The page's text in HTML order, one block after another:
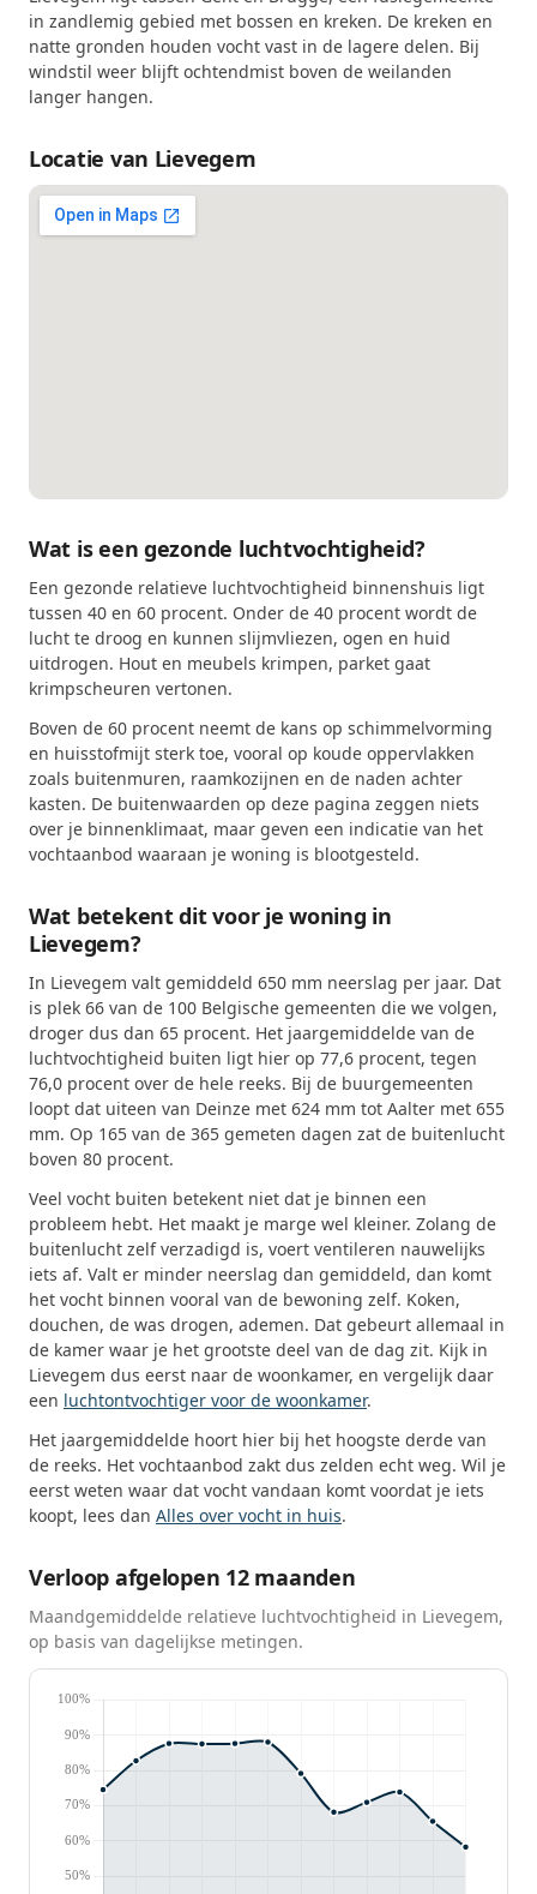
in zandlemig gebied met bossen en kreken. De kreken en
natte gronden houden vocht vast in de lagere delen. Bij
windstil weer blijft ochtendmist boven de weilanden
langer hangen.
Locatie van Lievegem
Wat is een gezonde luchtvochtigheid?
Een gezonde relatieve luchtvochtigheid binnenshuis ligt
tussen 40 en 60 procent. Onder de 40 procent wordt de
lucht te droog en kunnen slijmvliezen, ogen en huid
uitdrogen. Hout en meubels krimpen, parket gaat
krimpscheuren vertonen.
Boven de 60 procent neemt de kans op schimmelvorming
en huisstofmijt sterk toe, vooral op koude oppervlakken
zoals buitenmuren, raamkozijnen en de naden achter
kasten. De buitenwaarden op deze pagina zeggen niets
over je binnenklimaat, maar geven een indicatie van het
vochtaanbod waaraan je woning is blootgesteld.
Wat betekent dit voor je woning in
Lievegem?
In Lievegem valt gemiddeld 650 mm neerslag per jaar. Dat
is plek 66 van de 100 Belgische gemeenten die we volgen,
droger dus dan 65 procent. Het jaargemiddelde van de
luchtvochtigheid buiten ligt hier op 77,6 procent, tegen
76,0 procent over de hele reeks. Bij de buurgemeenten
loopt dat uiteen van Deinze met 624 mm tot Aalter met 655
mm. Op 165 van de 365 gemeten dagen zat de buitenlucht
boven 80 procent.
Veel vocht buiten betekent niet dat je binnen een
probleem hebt. Het maakt je marge wel kleiner. Zolang de
buitenlucht zelf verzadigd is, voert ventileren nauwelijks
iets af. Valt er minder neerslag dan gemiddeld, dan komt
het vocht binnen vooral van de bewoning zelf. Koken,
douchen, de was drogen, ademen. Dat gebeurt allemaal in
de kamer waar je het grootste deel van de dag zit. Kijk in
Lievegem dus eerst naar de woonkamer, en vergelijk daar
een luchtontvochtiger voor de woonkamer.
Het jaargemiddelde hoort hier bij het hoogste derde van
de reeks. Het vochtaanbod zakt dus zelden echt weg. Wil je
eerst weten waar dat vocht vandaan komt voordat je iets
koopt, lees dan Alles over vocht in huis.
Verloop afgelopen 12 maanden
Maandgemiddelde relatieve luchtvochtigheid in Lievegem,
op basis van dagelijkse metingen.